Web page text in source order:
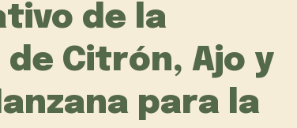
de la
Citrón, Ajo y
para la